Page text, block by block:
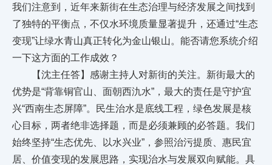
我们注意到，近年来新街在生态治理与经济发展之间找到
了独特的平衡点，不仅水环境质量显著提升，还通过“生态
变现”让绿水青山真正转化为金山银山。能否请您系统介绍
一下这方面的工作成效？
【沈主任答】感谢主持人对新街的关注。新街最大的
优势是“背靠铜官山、面朝西氿水”，最大的责任是守护宜
兴“西南生态屏障”。民生治水是底线工程，绿色发展是核
心目标，两者绝非选择题，而是必须兼顾的必答题。我们
始终坚持“生态优先、以水兴业”，参照治污提质、惠民宜
居、价值变现的发展思路，实现治水与发展双向赋能。具